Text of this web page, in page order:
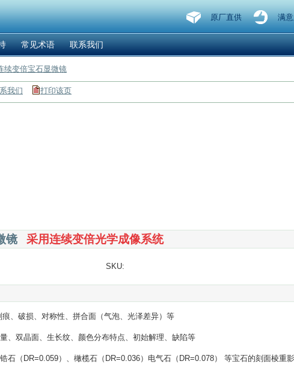
满
原厂直供
常见术语 联系我们
续变倍宝石显微镜
我们 打印该页
镜 采用连续变倍光学成像系统
SKU:
、破损、对称性、拼合面（气泡、光泽差异）等
、双晶面、生长纹、颜色分布特点、初始解理、缺陷等
石（ DR=0.059）、橄榄石（ DR=0.036）电气石（ DR=0.078）
等宝石的刻面棱重